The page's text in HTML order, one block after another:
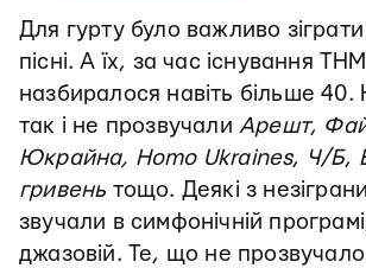
Для гурту було важливо зіграти
пісні. А їх, за час існування
назбиралося навіть більше 40.
так і не прозвучали Арешт,
Юкрайна, Homo Ukraines, Ч/Б,
гривень тощо. Деякі з
звучали в симфонічній
джазовій. Те, що не